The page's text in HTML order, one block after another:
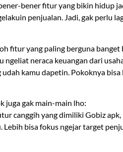
bener fitur yang bikin hidup
penjualan. Jadi, gak perlu
fitur yang paling berguna
ngeliat neraca keuangan dari
kamu dapetin. Pokoknya
juga gak main-main lho:
canggih yang dimiliki Gobiz
bisa fokus ngejar target